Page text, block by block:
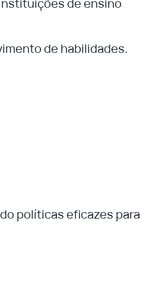
de ensino
de habilidades.
políticas eficazes para